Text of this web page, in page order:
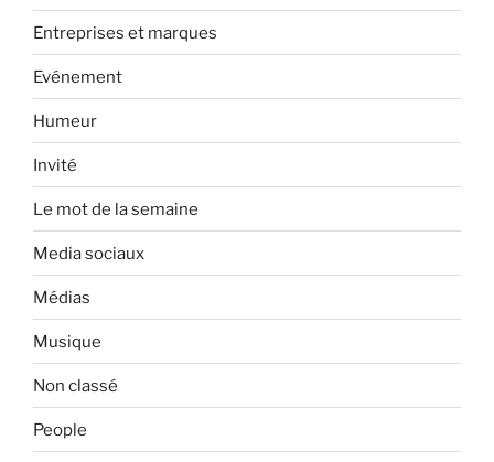
Entreprises et marques
Evénement
Humeur
Invité
Le mot de la semaine
Media sociaux
Médias
Musique
Non classé
People